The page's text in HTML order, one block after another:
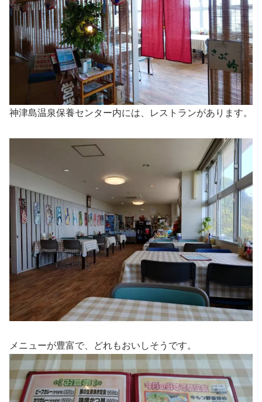
神津島温泉保養センター内には、レストランがあります。
メニューが豊富で、どれもおいしそうです。